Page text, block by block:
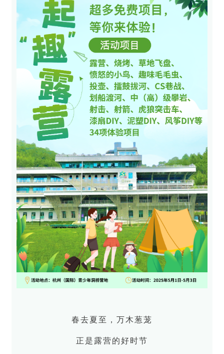
春去夏至，万木葱茏
正是露营的好时节